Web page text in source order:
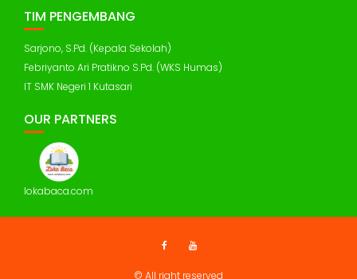
TIM PENGEMBANG
Sarjono, S.Pd. (Kepala Sekolah)
Febriyanto Ari Pratikno S.Pd. (WKS Humas)
IT SMK Negeri 1 Kutasari
OUR PARTNERS
lokabaca.com
© All right reserved